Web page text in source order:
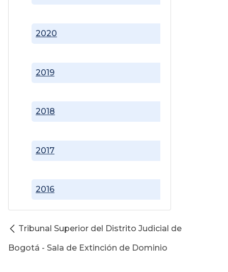
2016
2017
2018
2019
2020
Tribunal Superior del Distrito Judicial de
Bogotá - Sala de Extinción de Dominio